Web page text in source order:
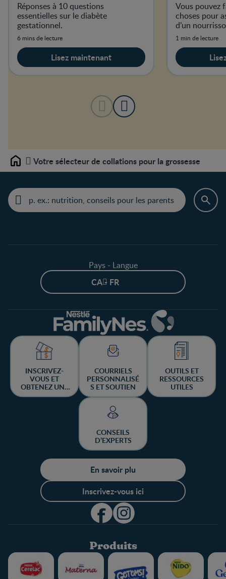
Réponses à 10 questions
essentielles sur le diabète
gestationnel.
6 mins de lecture
Lisez maintenant
Vous pouvez
choses pour
d’un
1 min de lecture
Home Votre sélecteur de collations pour la grossesse
Pays - Langue
CA - FR
INSCRIVEZ-
VOUS ET
OBTENEZ UNE
CHANCE DE
COURRIELS
PERSONNALISÉ
S ET SOUTIEN
OUTILS ET
RESSOURCES
UTILES
CONSEILS
D’EXPERTS
En savoir plu
Inscrivez-vous ici
Produits